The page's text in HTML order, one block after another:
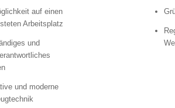
auf einen
Arbeitsplatz
und
und moderne